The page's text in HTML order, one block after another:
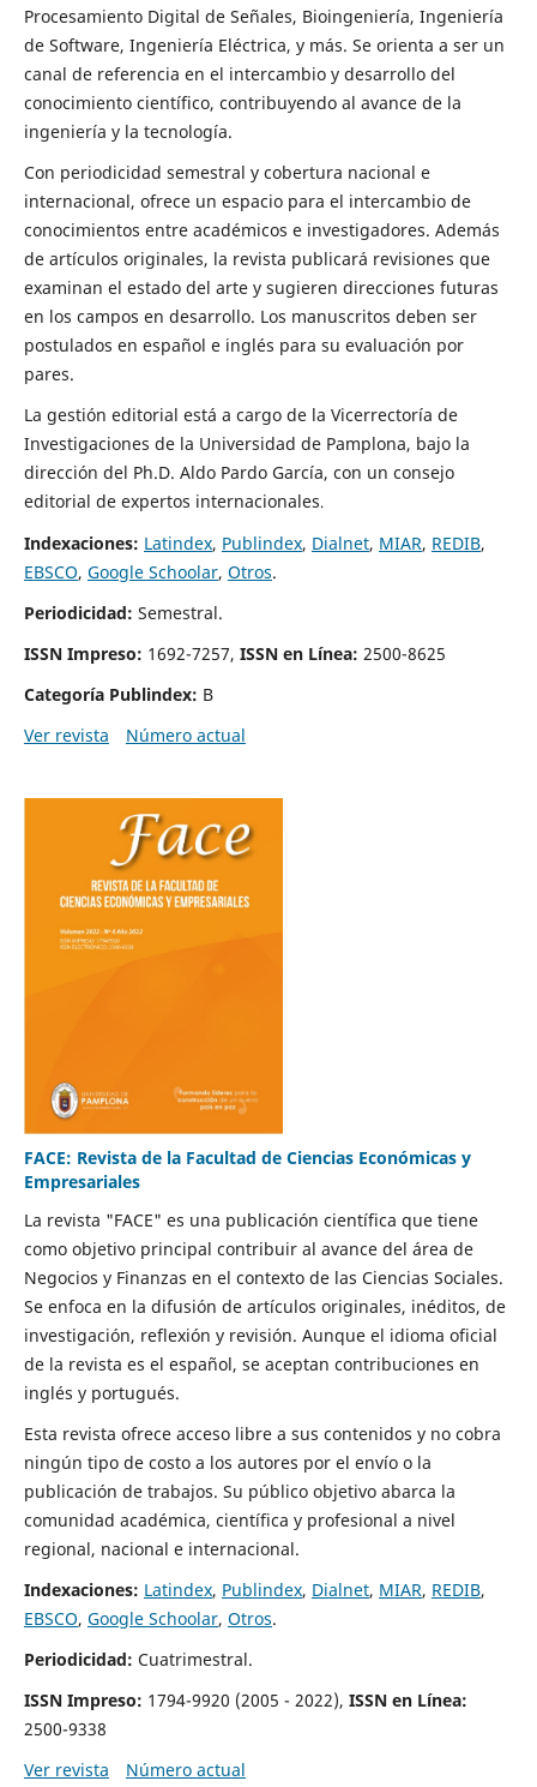
Procesamiento Digital de Señales, Bioingeniería, Ingeniería
de Software, Ingeniería Eléctrica, y más. Se orienta a ser un
canal de referencia en el intercambio y desarrollo del
conocimiento científico, contribuyendo al avance de la
ingeniería y la tecnología.
Con periodicidad semestral y cobertura nacional e
internacional, ofrece un espacio para el intercambio de
conocimientos entre académicos e investigadores. Además
de artículos originales, la revista publicará revisiones que
examinan el estado del arte y sugieren direcciones futuras
en los campos en desarrollo. Los manuscritos deben ser
postulados en español e inglés para su evaluación por
pares.
La gestión editorial está a cargo de la Vicerrectoría de
Investigaciones de la Universidad de Pamplona, bajo la
dirección del Ph.D. Aldo Pardo García, con un consejo
editorial de expertos internacionales.
Indexaciones: Latindex, Publindex, Dialnet, MIAR, REDIB,
EBSCO, Google Schoolar, Otros.
Periodicidad: Semestral.
ISSN Impreso: 1692-7257, ISSN en Línea: 2500-8625
Categoría Publindex: B
Ver revista
Número actual
FACE: Revista de la Facultad de Ciencias Económicas y
Empresariales
La revista "FACE" es una publicación científica que tiene
como objetivo principal contribuir al avance del área de
Negocios y Finanzas en el contexto de las Ciencias Sociales.
Se enfoca en la difusión de artículos originales, inéditos, de
investigación, reflexión y revisión. Aunque el idioma oficial
de la revista es el español, se aceptan contribuciones en
inglés y portugués.
Esta revista ofrece acceso libre a sus contenidos y no cobra
ningún tipo de costo a los autores por el envío o la
publicación de trabajos. Su público objetivo abarca la
comunidad académica, científica y profesional a nivel
regional, nacional e internacional.
Indexaciones: Latindex, Publindex, Dialnet, MIAR, REDIB,
EBSCO, Google Schoolar, Otros.
Periodicidad: Cuatrimestral.
ISSN Impreso: 1794-9920 (2005 - 2022), ISSN en Línea:
2500-9338
Ver revista
Número actual